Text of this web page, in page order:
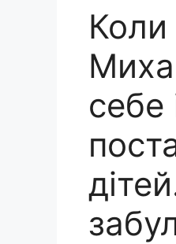
Коли
себе